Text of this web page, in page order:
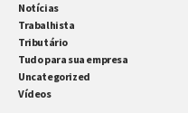
Notícias
Trabalhista
Tributário
Tudo para sua empresa
Uncategorized
Vídeos